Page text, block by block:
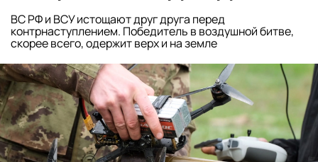
ВС РФ и ВСУ истощают друг друга перед
контрнаступлением. Победитель в воздушной битве,
скорее всего, одержит верх и на земле